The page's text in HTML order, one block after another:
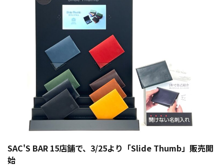
SAC'S BAR 15店舗で、3/25より「Slide Thumb」販売開
始